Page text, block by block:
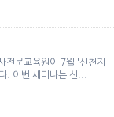
전문교육원이 7월 '신천지
. 이번 세미나는 신...